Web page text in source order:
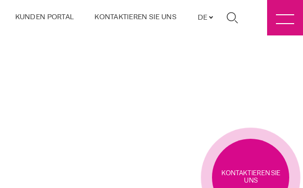
KUNDEN PORTAL KONTAKTIEREN SIE UNS DE
KONTAKTIEREN SIE
UNS